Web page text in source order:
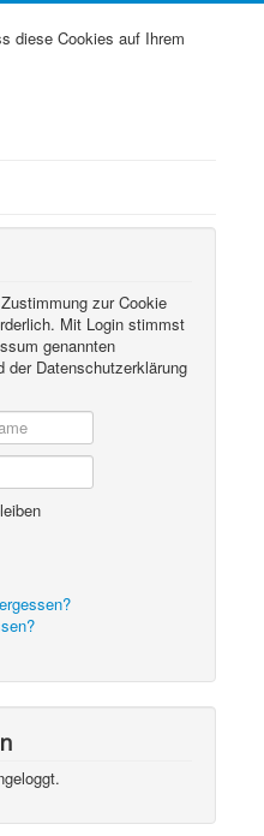
diese Cookies auf Ihrem
zur Cookie
Mit Login stimmst
genannten
der Datenschutzerklärung